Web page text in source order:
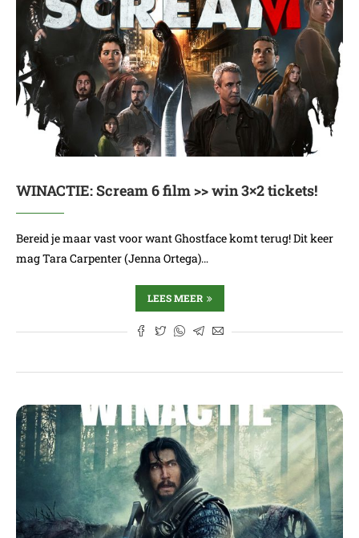
WINACTIE: Scream 6 film >> win 3×2 tickets!
Bereid je maar vast voor want Ghostface komt terug! Dit keer
mag Tara Carpenter (Jenna Ortega)…
LEES MEER